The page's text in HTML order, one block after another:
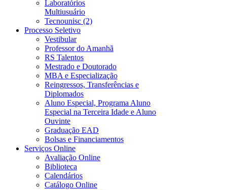
Laboratórios
Multiusuário
Tecnounisc (2)
Processo Seletivo
Vestibular
Professor do Amanhã
RS Talentos
Mestrado e Doutorado
MBA e Especialização
Reingressos, Transferências e
Diplomados
Aluno Especial, Programa Aluno
Especial na Terceira Idade e Aluno
Ouvinte
Graduação EAD
Bolsas e Financiamentos
Serviços Online
Avaliação Online
Biblioteca
Calendários
Catálogo Online